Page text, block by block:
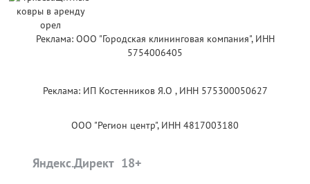
Реклама: ООО "Городская клининговая компания", ИНН
5754006405
Реклама: ИП Костенников Я.О , ИНН 575300050627
ООО "Регион центр", ИНН 4817003180
Яндекс.Директ